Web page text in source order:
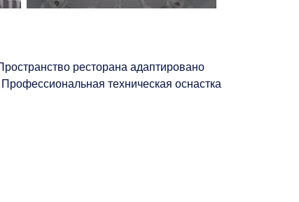
ресторана адаптировано
техническая оснастка